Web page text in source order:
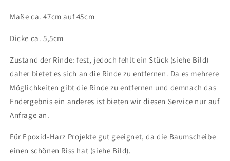
Maße ca. 47cm auf 45cm
Dicke ca. 5,5cm
Zustand der Rinde: fest, jedoch fehlt ein Stück (siehe Bild)
daher bietet es sich an die Rinde zu entfernen. Da es mehrere
Möglichkeiten gibt die Rinde zu entfernen und demnach das
Endergebnis ein anderes ist bieten wir diesen Service nur auf
Anfrage an.
Für Epoxid-Harz Projekte gut geeignet, da die Baumscheibe
einen schönen Riss hat (siehe Bild).